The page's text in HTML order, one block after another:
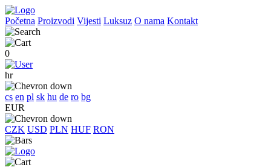
Početna Proizvodi Vijesti Luksuz O nama Kontakt
0
hr
cs en pl sk hu de ro bg
EUR
CZK USD PLN HUF RON